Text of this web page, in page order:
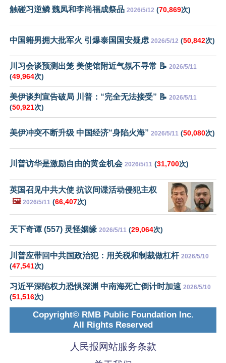
触碰习逆鳞 魏凤和李尚福成祭品 2026/5/12 (70,869次)
中国籍男拥大批军火 引爆泰国国安疑虑 2026/5/12 (50,842次)
川习会谈预测出笼 美使馆附近气氛不寻常 📝 2026/5/11
(49,964次)
美伊谈判宣告破局 川普：“完全无法接受” 📝 2026/5/11
(50,921次)
美伊冲突不断升级 中国经济“身陷火海” 2026/5/11 (50,080次)
川普访华是激励自由的黄金机会 2026/5/11 (31,700次)
英国召见中共大使 抗议间谍活动侵犯主权
🖼️ 2026/5/11 (66,407次)
天下奇谭 (557) 灵怪姻缘 2026/5/11 (29,064次)
川普应带回中共国政治犯：用关税和制裁做杠杆 2026/5/10
(47,541次)
习近平深陷权力恐惧深渊 中南海死亡倒计时加速 2026/5/10
(51,516次)
Copyright© RMB Public Foundation Inc.
All Rights Reserved
人民报网站服务条款